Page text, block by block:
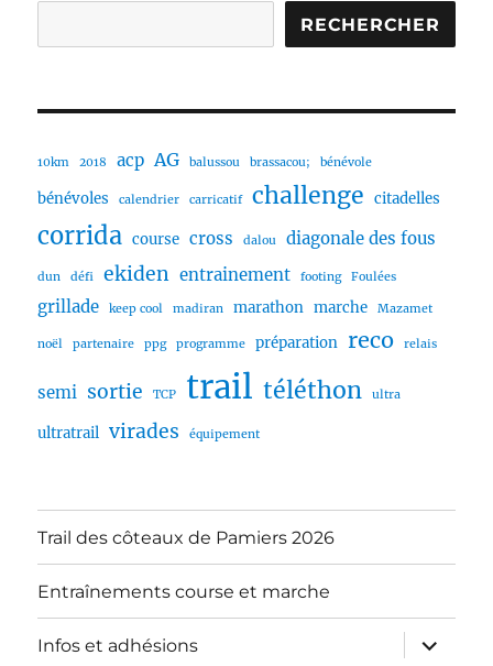
RECHERCHER
10km 2018 acp AG balussou brassacou; bénévole
bénévoles calendrier carricatif challenge citadelles
corrida course cross dalou diagonale des fous
dun défi ekiden entrainement footing Foulées
grillade keep cool madiran marathon marche Mazamet
noël partenaire ppg programme préparation reco relais
semi sortie TCP trail téléthon ultra
ultratrail virades équipement
Trail des côteaux de Pamiers 2026
Entraînements course et marche
Infos et adhésions
ouvrir
le